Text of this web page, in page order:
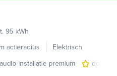
95 kWh
actieradius
Elektrisch
audio installatie premium